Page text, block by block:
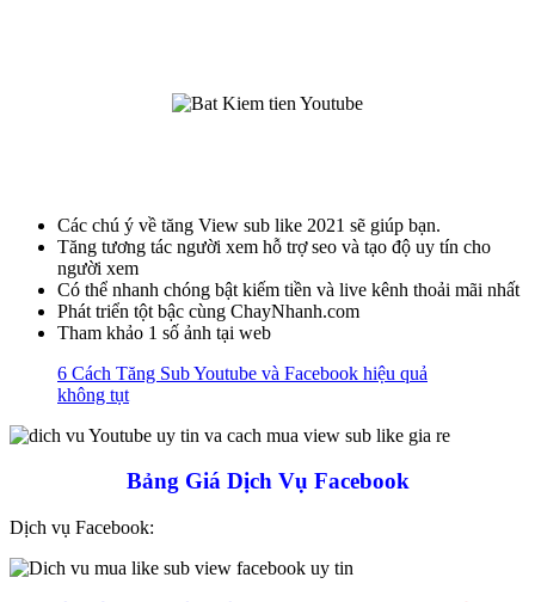
Các chú ý về tăng View sub like 2021 sẽ giúp bạn.
Tăng tương tác người xem hỗ trợ seo và tạo độ uy tín cho
người xem
Có thể nhanh chóng bật kiếm tiền và live kênh thoải mãi nhất
Phát triển tột bậc cùng ChayNhanh.com
Tham khảo 1 số ảnh tại web
6 Cách Tăng Sub Youtube và Facebook hiệu quả
không tụt
Bảng Giá Dịch Vụ Facebook
Dịch vụ Facebook: